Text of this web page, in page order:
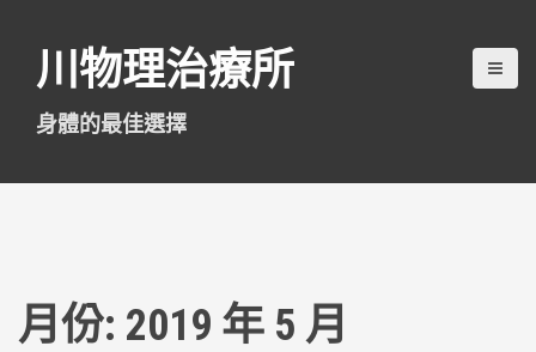
川物理治療所
身體的最佳選擇
月份: 2019 年 5 月